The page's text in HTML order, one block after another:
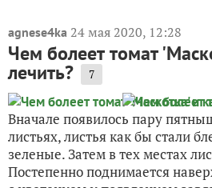
agnese4ka 24 мая 2020, 12:28
Чем болеет томат
лечить? 7
Вначале появилось пару
листьях, листья как бы стали
зеленые. Затем в тех местах
Постепенно поднимается